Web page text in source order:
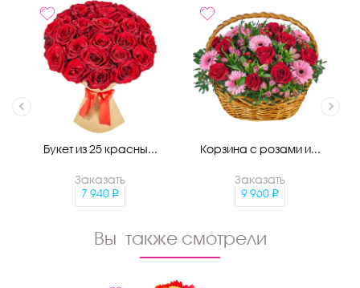
Букет из 25 красны...
Заказать
7 940
Корзина с розами и...
Заказать
9 960
Вы также смотрели